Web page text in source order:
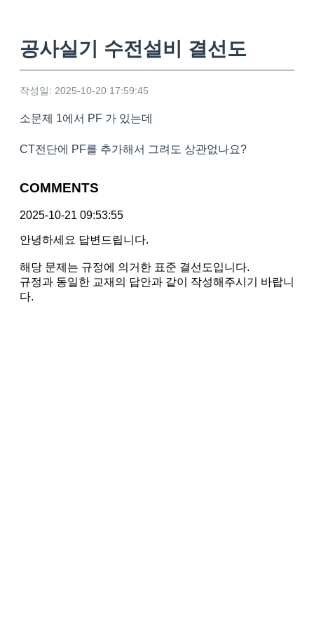
공사실기 수전설비 결선도
작성일: 2025-10-20 17:59:45
소문제 1에서 PF 가 있는데
CT전단에 PF를 추가해서 그려도 상관없나요?
COMMENTS
2025-10-21 09:53:55
안녕하세요 답변드립니다.
해당 문제는 규정에 의거한 표준 결선도입니다.
규정과 동일한 교재의 답안과 같이 작성해주시기 바랍니
다.